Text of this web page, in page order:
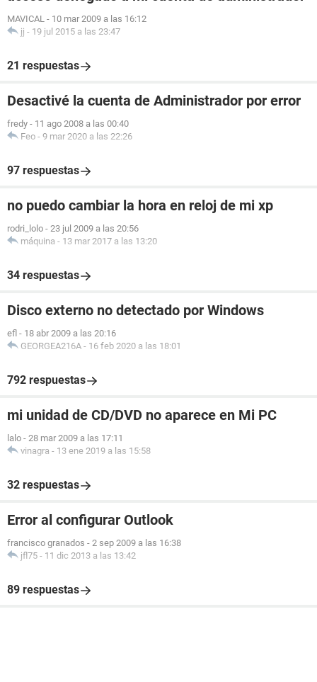
MAVICAL - 10 mar 2009 a las 16:12
jj - 19 jul 2015 a las 23:47
21 respuestas
Desactivé la cuenta de Administrador por error
fredy - 11 ago 2008 a las 00:40
Feo - 9 mar 2020 a las 22:26
97 respuestas
no puedo cambiar la hora en reloj de mi xp
rodri_lolo - 23 jul 2009 a las 20:56
máquina - 13 mar 2017 a las 13:20
34 respuestas
Disco externo no detectado por Windows
efl - 18 abr 2009 a las 20:16
GEORGEA216A - 16 feb 2020 a las 18:01
792 respuestas
mi unidad de CD/DVD no aparece en Mi PC
lalo - 28 mar 2009 a las 17:11
vinagra - 13 ene 2019 a las 15:58
32 respuestas
Error al configurar Outlook
francisco granados - 2 sep 2009 a las 16:38
jfl75 - 11 dic 2013 a las 13:42
89 respuestas